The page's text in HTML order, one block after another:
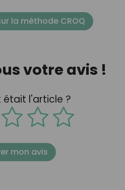
la méthode CROQ
votre avis !
l'article ?
mon avis